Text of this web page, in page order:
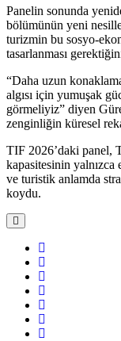
Panelin sonunda
bölümünün yeni
turizmin bu sosyo-
tasarlanması
“Daha uzun
algısı için yumuşak
görmeliyiz” diyen
zenginliğin küresel
TIF 2026’daki panel,
kapasitesinin
ve turistik anlamda
koydu.